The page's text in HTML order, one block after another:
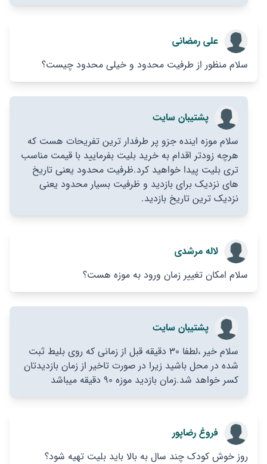
علی رمضانی
سلام منظور از طرفیت محدود و خیلی محدود چیست؟
پشتیبان سایت
سلام موزه اینده جزو پر طرفدار ترین تفریحات هست که
هرچه زودتر اقدام به خرید بلیت بفرمایید با قیمت مناسب
تری بلیت پیدا خواهید کرد.ظرفیت محدود یعنی تاریخ
های نزدیک برای بازدید و ظرفیت بسیار محدود یعنی
نزدیک ترین تاریخ بازدید.
لاله مرشدی
سلام امکان تغییر زمان ورود به موزه هست؟
پشتیبان سایت
سلام خیر ،لطفا ۳۰ دقیقه قبل از زمانی که روی بلیط ثبت
شده در محل باشید زیرا در صورت تاخیر از زمان بازدیدتان
کسر خواهد شد.زمان بازدید موزه ۹۰ دقیقه میباشد
فروغ رضاپور
روز خوش کودک چند سال به بالا باید بلیت تهیه شود؟